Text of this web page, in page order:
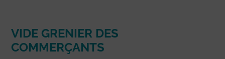
VIDE GRENIER DES
COMMERÇANTS